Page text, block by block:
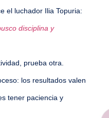
el luchador Ilia Topuria:
disciplina y
prueba otra.
los resultados valen
tener paciencia y